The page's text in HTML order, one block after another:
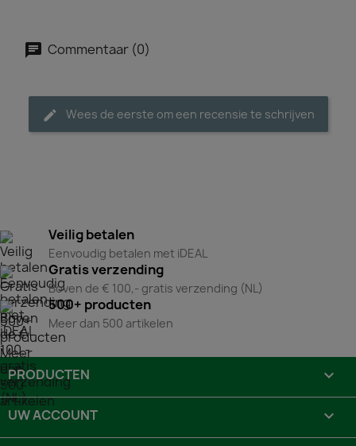
Commentaar (0)
Wees de eerste om een recensie te schrijven
Veilig betalen
Eenvoudig betalen met iDEAL
Gratis verzending
Boven de € 100,- gratis verzending (NL)
500+ producten
Meer dan 500 artikelen
PRODUCTEN 
UW ACCOUNT 